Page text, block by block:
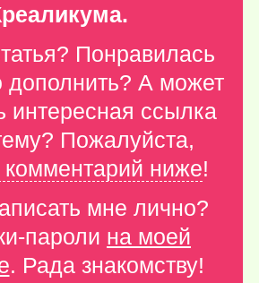
Понравилась
дополнить? А может
интересная ссылка
Пожалуйста,
комментарий ниже!
мне лично?
пароли на моей
. Рада знакомству!